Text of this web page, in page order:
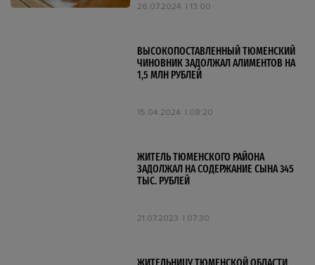
26.07.2024 13:00
ВЫСОКОПОСТАВЛЕННЫЙ ТЮМЕНСКИЙ
ЧИНОВНИК ЗАДОЛЖАЛ АЛИМЕНТОВ НА
1,5 МЛН РУБЛЕЙ
15.04.2024 08:20
ЖИТЕЛЬ ТЮМЕНСКОГО РАЙОНА
ЗАДОЛЖАЛ НА СОДЕРЖАНИЕ СЫНА 345
ТЫС. РУБЛЕЙ
21.07.2023 07:30